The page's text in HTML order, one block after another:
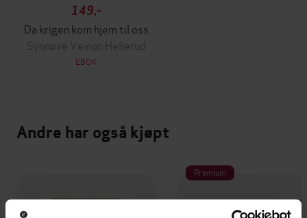
149,-
Da krigen kom hjem til oss
Synnøve Veinan Hellerud
EBOK
Andre har også kjøpt
Premium